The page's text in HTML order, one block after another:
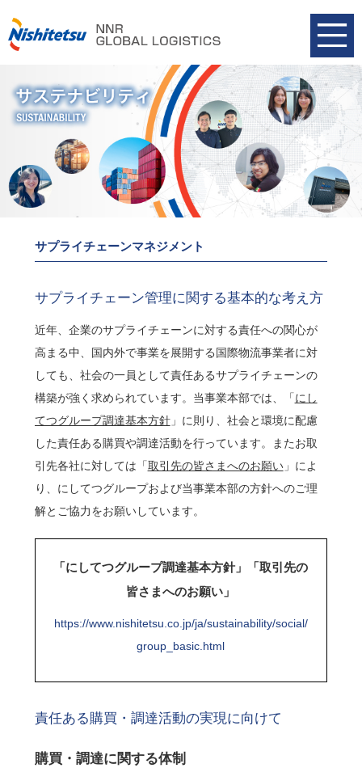
サプライチェーンマネジメント
サプライチェーン管理に関する基本的な考え方
近年、企業のサプライチェーンに対する責任への関心が
高まる中、国内外で事業を展開する国際物流事業者に対
しても、社会の一員として責任あるサプライチェーンの
構築が強く求められています。当事業本部では、「にし
てつグループ調達基本方針」に則り、社会と環境に配慮
した責任ある購買や調達活動を行っています。またお取
引先各社に対しては「取引先の皆さまへのお願い」によ
り、にしてつグループおよび当事業本部の方針へのご理
解とご協力をお願いしています。
「にしてつグループ調達基本方針」「取引先の
皆さまへのお願い」
https://www.nishitetsu.co.jp/ja/sustainability/social/
group_basic.html
責任ある購買・調達活動の実現に向けて
購買・調達に関する体制